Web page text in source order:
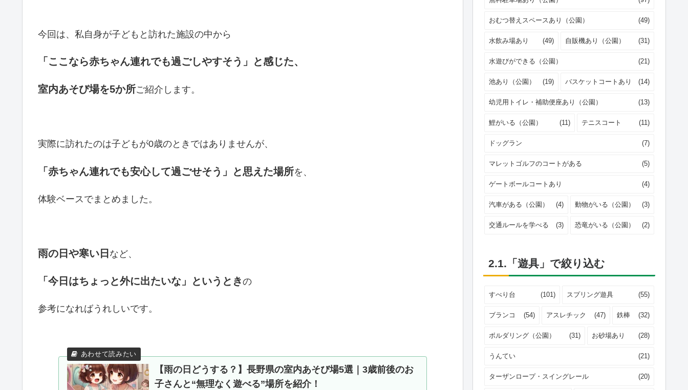
今回は、私自身が子どもと訪れた施設の中から
「ここなら赤ちゃん連れでも過ごしやすそう」と感じた、
室内あそび場を5か所ご紹介します。
実際に訪れたのは子どもが0歳のときではありませんが、
「赤ちゃん連れでも安心して過ごせそう」と思えた場所を、
体験ベースでまとめました。
雨の日や寒い日 など、
「今日はちょっと外に出たいな」というときの
参考になればうれしいです。
【雨の日どうする？】長野県の室内あそび場5選｜3歳前後のお
子さんと“無理なく遊べる”場所を紹介！
おむつ替えスペースあり（公園） (49)
水飲み場あり (49) 自販機あり（公園） (31)
水遊びができる（公園） (21)
池あり（公園） (19) バスケットコートあり (14)
幼児用トイレ・補助便座あり（公園） (13)
鯉がいる（公園） (11) テニスコート (11)
ドッグラン (7)
マレットゴルフのコートがある (5)
ゲートボールコートあり (4)
汽車がある（公園） (4) 動物がいる（公園） (3)
交通ルールを学べる (3) 恐竜がいる（公園） (2)
2.1.「遊具」で絞り込む
すべり台 (101) スプリング遊具 (55)
ブランコ (54) アスレチック (47) 鉄棒 (32)
ボルダリング（公園） (31) お砂場あり (28)
うんてい (21)
ターザンロープ・スイングレール (20)